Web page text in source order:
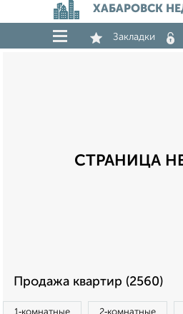
ХАБАРОВСК
Закладки
СТРАНИЦА
Продажа квартир (2560)